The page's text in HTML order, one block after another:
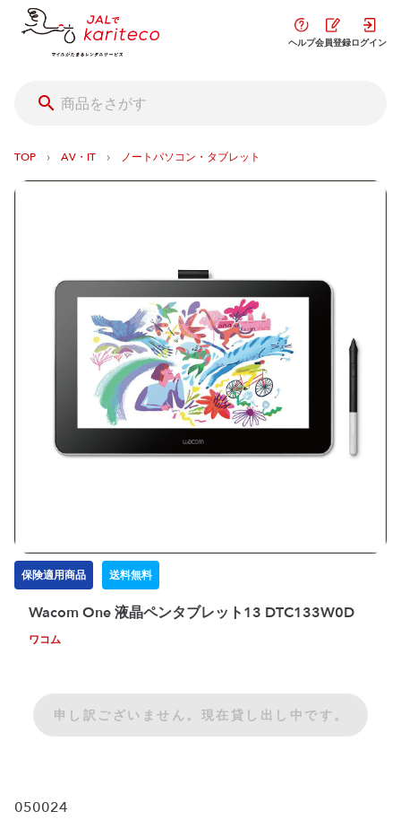
ヘルプ会員登録ログイン
TOP › AV・IT › ノートパソコン・タブレット
保険適用商品 送料無料
Wacom One 液晶ペンタブレット13 DTC133W0D
ワコム
申し訳ございません。現在貸し出し中です。
050024